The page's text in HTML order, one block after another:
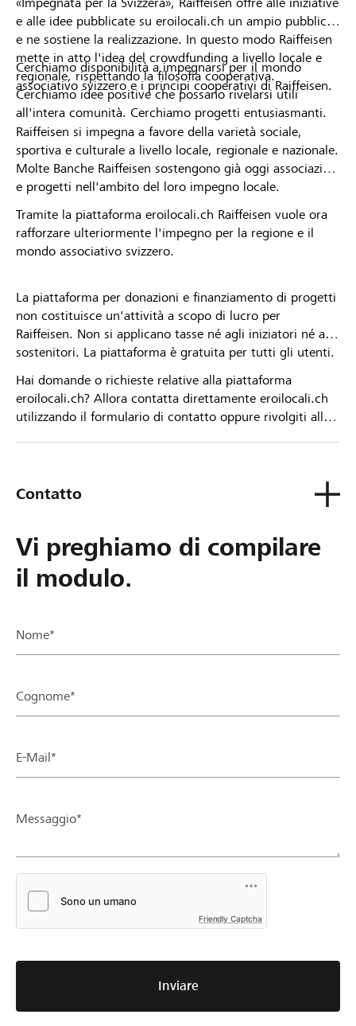
e alle idee pubblicate su eroilocali.ch un ampio pubblico
e ne sostiene la realizzazione. In questo modo Raiffeisen
mette in atto l'idea del crowdfunding a livello locale e
regionale, rispettando la filosofia cooperativa.
Cerchiamo idee positive che possano rivelarsi utili
all'intera comunità. Cerchiamo progetti entusiasmanti.
Cerchiamo disponibilità a impegnarsi per il mondo
associativo svizzero e i principi cooperativi di Raiffeisen.
Raiffeisen si impegna a favore della varietà sociale,
sportiva e culturale a livello locale, regionale e nazionale.
Molte Banche Raiffeisen sostengono già oggi associazioni
e progetti nell'ambito del loro impegno locale.
Tramite la piattaforma eroilocali.ch Raiffeisen vuole ora
rafforzare ulteriormente l'impegno per la regione e il
mondo associativo svizzero.
La piattaforma per donazioni e finanziamento di progetti
non costituisce un'attività a scopo di lucro per
Raiffeisen. Non si applicano tasse né agli iniziatori né ai
sostenitori. La piattaforma è gratuita per tutti gli utenti.
Hai domande o richieste relative alla piattaforma
eroilocali.ch? Allora contatta direttamente eroilocali.ch
utilizzando il formulario di contatto oppure rivolgiti alla
Contatto
Vi preghiamo di compilare
il modulo.
Nome*
Cognome*
E-Mail*
Messaggio*
Friendly Captcha
Inviare